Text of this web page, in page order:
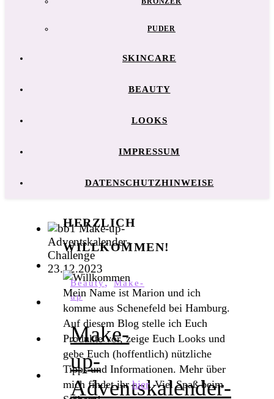
PUDER
SKINCARE
BEAUTY
LOOKS
IMPRESSUM
DATENSCHUTZHINWEISE
Beauty,Make-
up
Make-
up-
Adventskalender-
HERZLICH
WILLKOMMEN!
Mein Name ist Marion und ich
komme aus Schenefeld bei Hamburg.
Auf diesem Blog stelle ich Euch
Produkte vor, zeige Euch Looks und
gebe Euch (hoffentlich) nützliche
Tipps und Informationen. Mehr über
mich findet ihrhier. Viel Spaß beim